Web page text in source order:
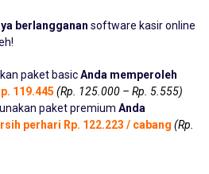
berlangganan software kasir online
paket basicAnda memperoleh
119.445 (Rp. 125.000 – Rp. 5.555)
paket premium Anda
perhari Rp. 122.223 / cabang (Rp.